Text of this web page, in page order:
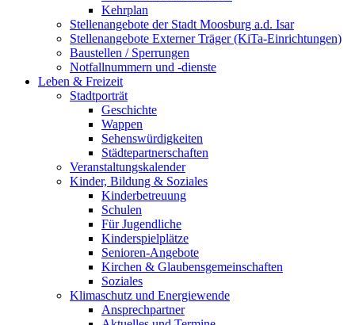
Kehrplan
Stellenangebote der Stadt Moosburg a.d. Isar
Stellenangebote Externer Träger (KiTa-Einrichtungen)
Baustellen / Sperrungen
Notfallnummern und -dienste
Leben & Freizeit
Stadtporträt
Geschichte
Wappen
Sehenswürdigkeiten
Städtepartnerschaften
Veranstaltungskalender
Kinder, Bildung & Soziales
Kinderbetreuung
Schulen
Für Jugendliche
Kinderspielplätze
Senioren-Angebote
Kirchen & Glaubensgemeinschaften
Soziales
Klimaschutz und Energiewende
Ansprechpartner